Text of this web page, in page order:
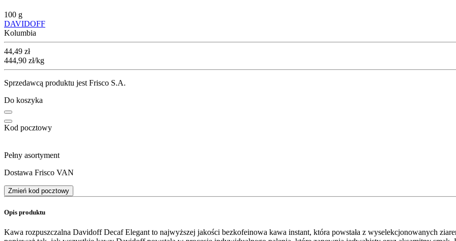
100 g
DAVIDOFF
Kolumbia
Cena
44,49 zł
444,90 zł/kg
Sprzedawcą produktu jest Frisco S.A.
Do koszyka
Kod pocztowy
Pełny asortyment
Dostawa Frisco VAN
Zmień kod pocztowy
Opis produktu
Kawa rozpuszczalna Davidoff Decaf Elegant to najwyższej jakości bezkofeinowa kawa instant, która powstała z wyselekcjonowanych